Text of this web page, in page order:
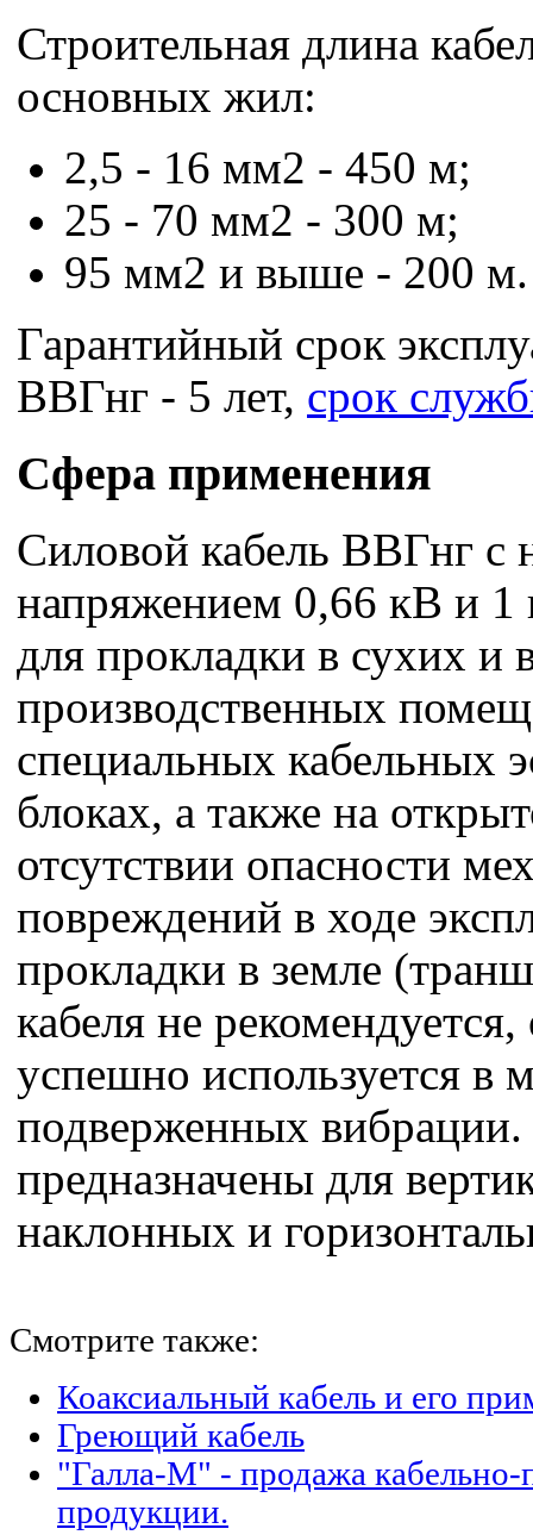
Строительная длина
основных жил:
2,5 - 16 мм2 - 450 м;
25 - 70 мм2 - 300 м;
95 мм2 и выше - 200 м.
Гарантийный срок
ВВГнг - 5 лет, срок
Сфера применения
Силовой кабель ВВГнг с
напряжением 0,66 кВ и 1
для прокладки в сухих и
производственных
специальных кабельных
блоках, а также на
отсутствии опасности
повреждений в ходе
прокладки в земле
кабеля не
успешно используется в
подверженных
предназначены для
наклонных и
Смотрите также:
Коаксиальный кабель и его
Греющий кабель
"Галла-М" - продажа кабельно-
продукции.